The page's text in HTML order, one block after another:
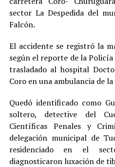
sector La Despedida del
Falcón.
El accidente se registró la
según el reporte de la
trasladado al hospital
Coro en una ambulancia de
Quedó identificado como
soltero, detective del
Científicas Penales y
delegación municipal de
residenciado en el
diagnosticaron luxación de